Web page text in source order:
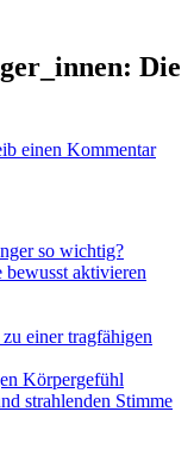
Die
einen Kommentar
so wichtig?
aktivieren
einer tragfähigen
Körpergefühl
strahlenden Stimme